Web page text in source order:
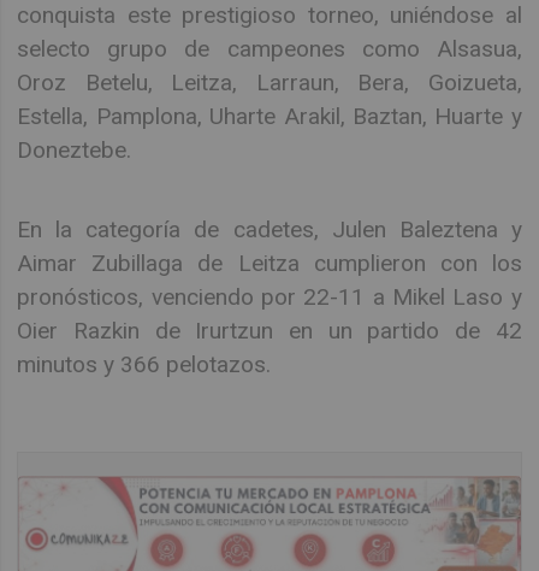
conquista este prestigioso torneo, uniéndose al
selecto grupo de campeones como Alsasua,
Oroz Betelu, Leitza, Larraun, Bera, Goizueta,
Estella, Pamplona, Uharte Arakil, Baztan, Huarte y
Doneztebe.
En la categoría de cadetes, Julen Baleztena y
Aimar Zubillaga de Leitza cumplieron con los
pronósticos, venciendo por 22-11 a Mikel Laso y
Oier Razkin de Irurtzun en un partido de 42
minutos y 366 pelotazos.